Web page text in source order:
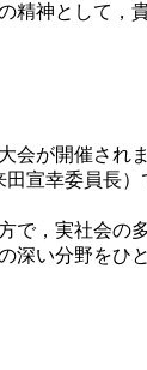
神として，
が開催され
宣幸委員長）
，実社会の
い分野をひ